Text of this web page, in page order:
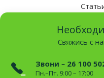
Свяжись с
Звони – 26 100
Пн.–Пт. 9:00 – 17:00